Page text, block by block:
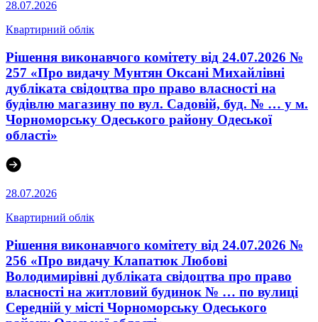
28.07.2026
Квартирний облік
Рішення виконавчого комітету від 24.07.2026 №
257 «Про видачу Мунтян Оксані Михайлівні
дубліката свідоцтва про право власності на
будівлю магазину по вул. Садовій, буд. № … у м.
Чорноморську Одеського району Одеської
області»
28.07.2026
Квартирний облік
Рішення виконавчого комітету від 24.07.2026 №
256 «Про видачу Клапатюк Любові
Володимирівні дубліката свідоцтва про право
власності на житловий будинок № … по вулиці
Середній у місті Чорноморську Одеського